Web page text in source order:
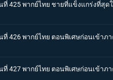
ที่ 425 พากย์ไทย ชายที่แข็งแกร่งที่สุ
ที่ 426 พากย์ไทย ตอนพิเศษก่อนเข้า
ที่ 427 พากย์ไทย ตอนพิเศษก่อนเข้า